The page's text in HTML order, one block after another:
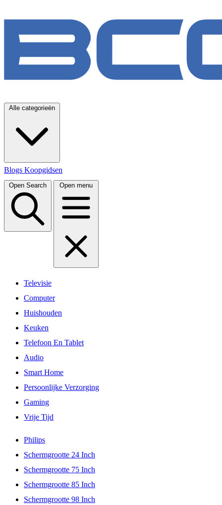
Alle categorieën
Blogs Koopgidsen
Open Search Open menu
Televisie
Computer
Huishouden
Keuken
Telefoon En Tablet
Audio
Smart Home
Persoonlijke Verzorging
Gaming
Vrije Tijd
Philips
Schermgrootte 24 Inch
Schermgrootte 75 Inch
Schermgrootte 85 Inch
Schermgrootte 98 Inch